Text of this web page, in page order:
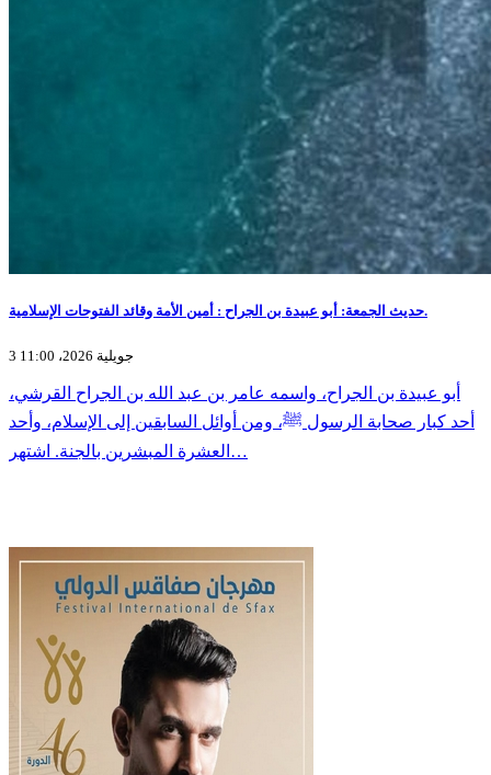
حديث الجمعة: أبو عبيدة بن الجراح : أمين الأمة وقائد الفتوحات الإسلامية.
3 جويلية 2026، 11:00
أبو عبيدة بن الجراح، واسمه عامر بن عبد الله بن الجراح القرشي،
أحد كبار صحابة الرسول ﷺ، ومن أوائل السابقين إلى الإسلام، وأحد
العشرة المبشرين بالجنة. اشتهر…